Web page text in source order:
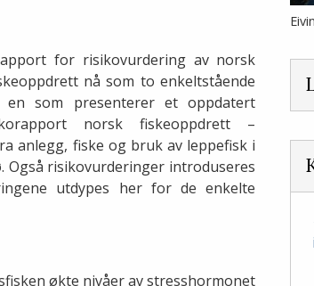
for risikovurdering av norsk
nå som to enkeltstående
som presenterer et oppdatert
norsk fiskeoppdrett –
anlegg, fiske og bruk av leppefisk i
Også risikovurderinger introduseres
utdypes her for de enkelte
økte nivåer av stresshormonet